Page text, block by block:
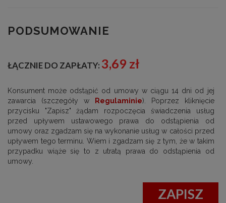
PODSUMOWANIE
ŁĄCZNIE DO ZAPŁATY: 3,69 zł
Konsument może odstąpić od umowy w ciągu 14 dni od jej
zawarcia (szczegóły w
Regulaminie). Poprzez kliknięcie
przycisku "Zapisz" żądam rozpoczęcia świadczenia usług
przed upływem ustawowego prawa do odstąpienia od
umowy oraz zgadzam się na wykonanie usług w całości przed
upływem tego terminu. Wiem i zgadzam się z tym, że w takim
przypadku wiąże się to z utratą prawa do odstąpienia od
umowy.
ZAPISZ